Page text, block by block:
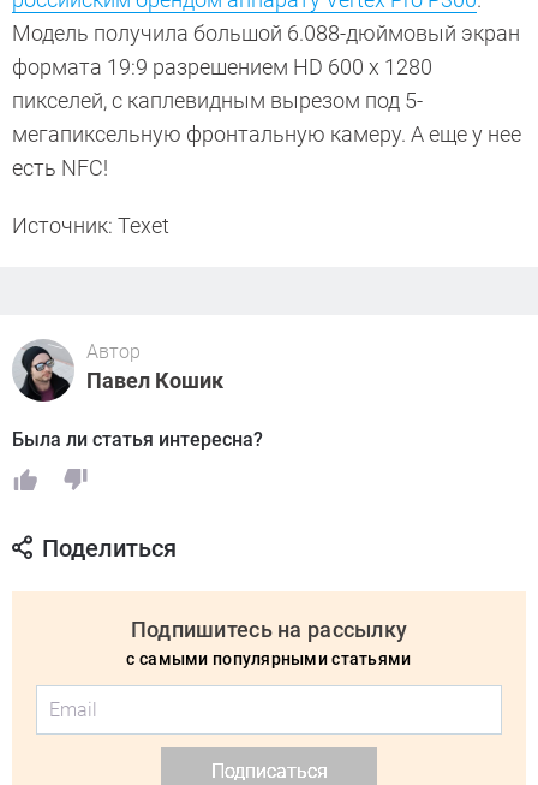
Модель получила большой 6.088-дюймовый экран
формата 19:9 разрешением HD 600 х 1280
пикселей, с каплевидным вырезом под 5-
мегапиксельную фронтальную камеру. А еще у нее
есть NFC!
Источник: Texet
Автор
Павел Кошик
Была ли статья интересна?
Поделиться
Подпишитесь на рассылку
с самыми популярными статьями
Подписаться